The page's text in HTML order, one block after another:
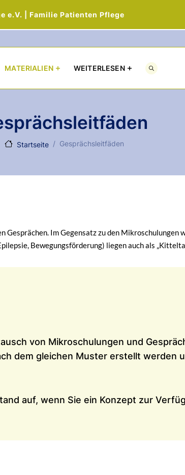
e.V. | Familie Patienten Pflege
MATERIALIEN WEITERLESEN
Startseite Gesprächsleitfäden
Im Gegensatz zu den
Bewegungsförderung) liegen auch als
von Mikroschulungen und
dem gleichen Muster erstellt werden
auf, wenn Sie ein Konzept zur